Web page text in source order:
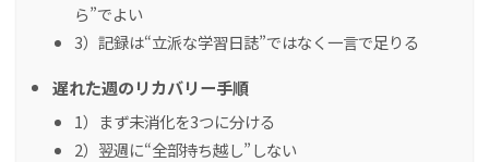
ら”でよい
3）記録は“立派な学習日誌”ではなく一言で足りる
遅れた週のリカバリー手順
1）まず未消化を3つに分ける
2）翌週に“全部持ち越し”しない